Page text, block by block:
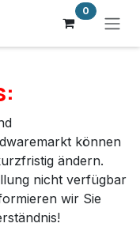
0
können
ändern.
nicht verfügbar
wir Sie